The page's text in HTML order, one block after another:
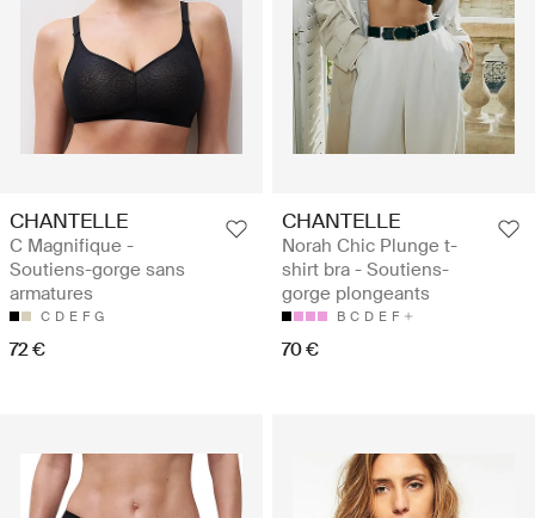
CHANTELLE
C Magnifique -
Soutiens-gorge sans
armatures
C D E F G
72 €
CHANTELLE
Norah Chic Plunge t-
shirt bra - Soutiens-
gorge plongeants
B C D E F
70 €